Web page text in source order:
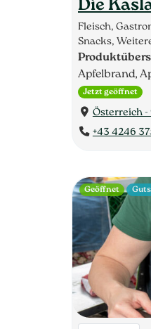
Die
Fleisch,
Snacks,
Apfelbrand,
Jetzt geöffnet
Österreich -
+43 4246
Geöffnet